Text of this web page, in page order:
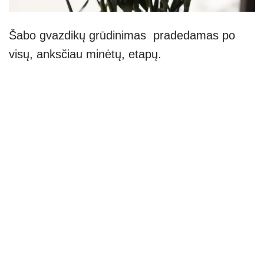
Šabo gvazdikų grūdinimas pradedamas po
visų, anksčiau minėtų, etapų.